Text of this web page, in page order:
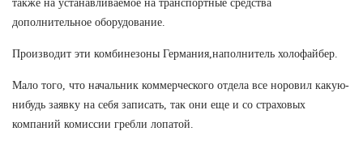
также на устанавливаемое на транспортные средства
дополнительное оборудование.
Производит эти комбинезоны Германия,наполнитель холофайбер.
Мало того, что начальник коммерческого отдела все норовил какую-
нибудь заявку на себя записать, так они еще и со страховых
компаний комиссии гребли лопатой.